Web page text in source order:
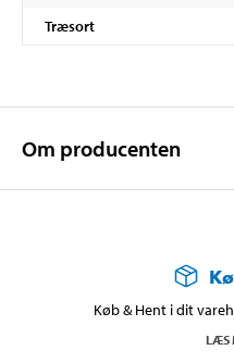
Træsort
Om producenten
Køb & Hent i dit
LÆS